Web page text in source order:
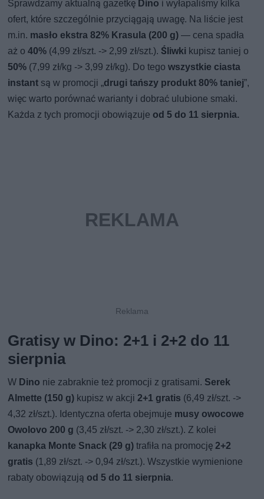
Sprawdzamy aktualną gazetkę Dino i wyłapaliśmy kilka
ofert, które szczególnie przyciągają uwagę. Na liście jest
m.in. masło ekstra 82% Krasula (200 g) — cena spadła
aż o40% (4,99 zł/szt. -> 2,99 zł/szt.). Śliwki kupisz taniej o
50% (7,99 zł/kg -> 3,99 zł/kg). Do tegowszystkie ciasta
instant są w promocji „drugi tańszy produkt 80% taniej”,
więc warto porównać warianty i dobrać ulubione smaki.
Każda z tych promocji obowiązuje od 5 do 11 sierpnia.
Gratisy w Dino: 2+1 i 2+2 do 11
sierpnia
W Dino nie zabraknie też promocji z gratisami. Serek
Almette (150 g) kupisz w akcji2+1 gratis (6,49 zł/szt. ->
4,32 zł/szt.). Identyczna oferta obejmuje musy owocowe
Owolovo 200 g (3,45 zł/szt. -> 2,30 zł/szt.). Z kolei
kanapka Monte Snack (29 g) trafiła na promocję2+2
gratis (1,89 zł/szt. -> 0,94 zł/szt.). Wszystkie wymienione
rabaty obowiązują od 5 do 11 sierpnia.